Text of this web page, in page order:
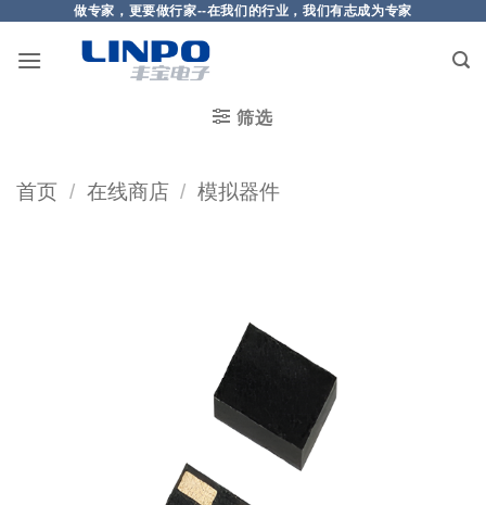
做专家，更要做行家--在我们的行业，我们有志成为专家
筛选
首页 / 在线商店 / 模拟器件